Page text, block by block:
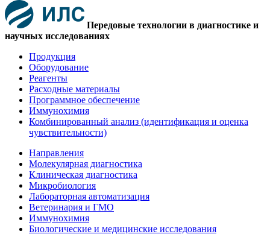
Передовые технологии в диагностике и
научных исследованиях
Продукция
Оборудование
Реагенты
Расходные материалы
Программное обеспечение
Иммунохимия
Комбинированный анализ (идентификация и оценка
чувствительности)
Направления
Молекулярная диагностика
Клиническая диагностика
Микробиология
Лабораторная автоматизация
Ветеринария и ГМО
Иммунохимия
Биологические и медицинские исследования